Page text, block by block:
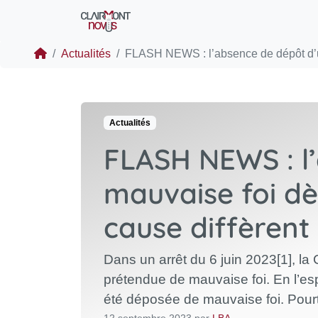
Actualités FLASH NEWS : l’absence de dépôt
Actualités
FLASH NEWS
mauvaise foi
cause diffèrent
Dans un arrêt du 6 juin 2023[1], la
prétendue de mauvaise foi. En
été déposée de mauvaise foi.